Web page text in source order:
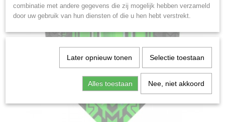
combinatie met andere gegevens die zij mogelijk hebben verzameld
door uw gebruik van hun diensten of die u hen hebt verstrekt.
Later opnieuw tonen Selectie toestaan
Alles toestaan Nee, niet akkoord